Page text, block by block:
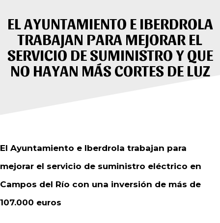
EL AYUNTAMIENTO E IBERDROLA
TRABAJAN PARA MEJORAR EL
SERVICIO DE SUMINISTRO Y QUE
NO HAYAN MÁS CORTES DE LUZ
El Ayuntamiento e Iberdrola trabajan para
mejorar el servicio de suministro eléctrico en
Campos del Río con una inversión de más de
107.000 euros